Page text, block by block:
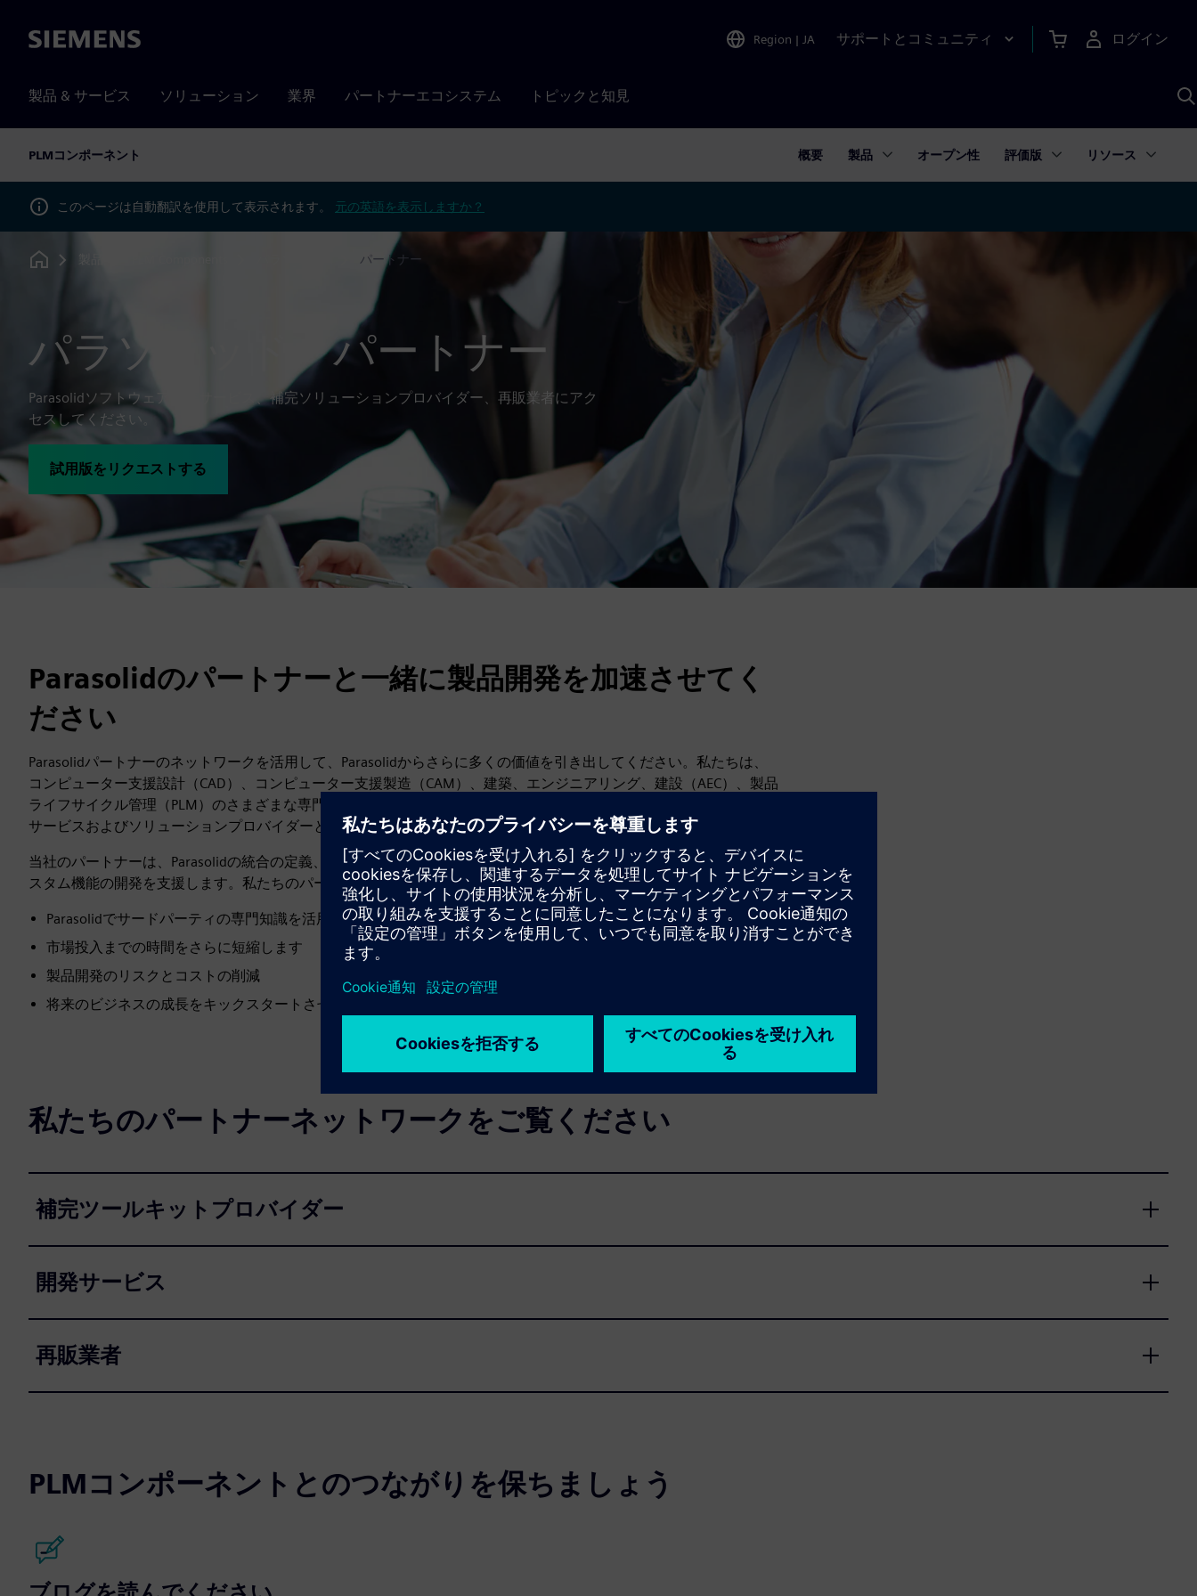
Siemens Region | JA サポートとコミュニティ ログイン
製品 & サービス ソリューション 業界 パートナーエコシステム トピックと知見
PLMコンポーネント 概要 製品 オープン性 評価版 リソース
このページは自動翻訳を使用して表示されます。 元の英語を表示しますか？
Home
パートナー
パラソリッド・パートナー
Parasolidソフトウェア開発サービス、補完ソリューションプロバイダー、再販業者にアク
セスしてください。
試用版をリクエストする
Parasolidのパートナーと一緒に製品開発を加速させてく
ださい
Parasolidパートナーのネットワークを活用して、Parasolidからさらに多くの価値を引き出してください。私たちは、
コンピューター支援設計（CAD）、コンピューター支援製造（CAM）、建築、エンジニアリング、建設（AEC）、製品
ライフサイクル管理（PLM）のさまざまな専門分野で長年の経験と深い専門知識を持つ他の主要なソフトウェア開発
サービスおよびソリューションプロバイダーと緊密に連携しています。
当社のパートナーは、Parasolidの統合の定義、評価、実行、強化、維持、または当社のソリューションを補完するカ
スタム機能の開発を支援します。私たちのパートナーと関わることで、次のことが可能になります。
Parasolidでサードパーティの専門知識を活用してください
市場投入までの時間をさらに短縮します
製品開発のリスクとコストの削減
将来のビジネスの成長をキックスタートさせましょう
私たちのパートナーネットワークをご覧ください
補完ツールキットプロバイダー
開発サービス
再販業者
PLMコンポーネントとのつながりを保ちましょう